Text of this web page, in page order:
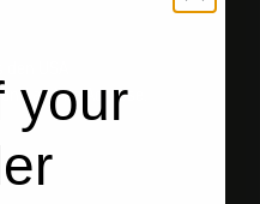
an Ihre Adresse.
your